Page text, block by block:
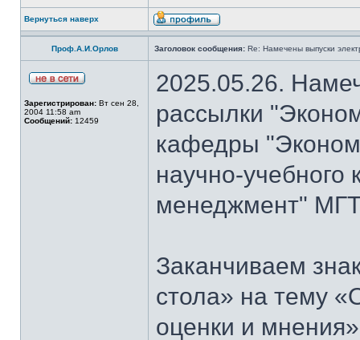
Вернуться наверх
Проф.А.И.Орлов Заголовок сообщения: Re: Намечены выпуски
Зарегистрирован: Вт сен 28,
2004 11:58 am
Сообщений: 12459
2025.05.26.
рассылки
кафедры
научно-
менеджмент"
Заканчиваем
стола» на тему
оценки и